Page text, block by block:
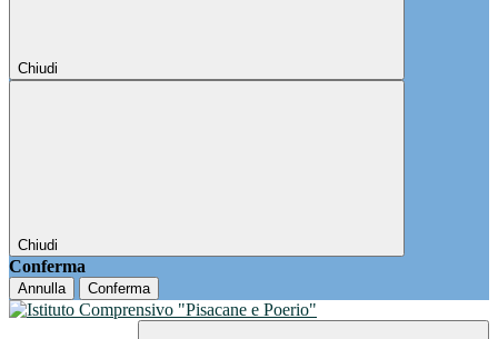
Chiudi
Chiudi
Conferma
Annulla Conferma